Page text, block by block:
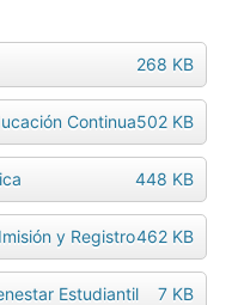
268 KB
502 KB
Continua
448 KB
462 KB
y Registro
7 KB
Estudiantil